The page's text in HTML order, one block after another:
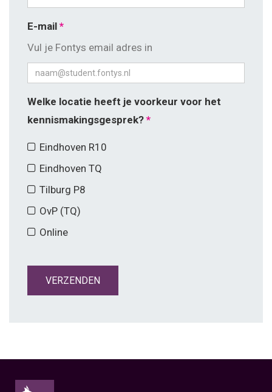
E-mail
Vul je Fontys email adres in
Welke locatie heeft je voorkeur voor het
kennismakingsgesprek?
Eindhoven R10
Eindhoven TQ
Tilburg P8
OvP (TQ)
Online
VERZENDEN